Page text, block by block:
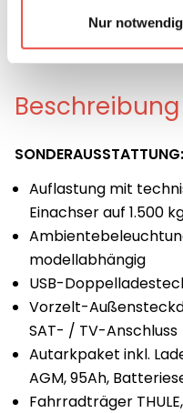
Nur
Beschreibung
SONDERAUSSTATTUNG:
Auflastung mit
Einachser auf 1.500
modellabhängig
USB-
Vorzelt-
SAT- / TV-Anschluss
Autarkpaket inkl.
AGM, 95Ah,
Fahrradträger